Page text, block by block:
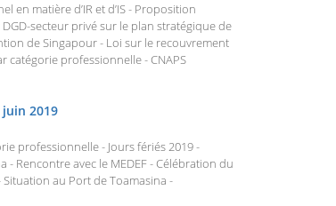
en matière d’IR et d’IS - Proposition
secteur privé sur le plan stratégique de
de Singapour - Loi sur le recouvrement
catégorie professionnelle - CNAPS
2019
professionnelle - Jours fériés 2019 -
- Rencontre avec le MEDEF - Célébration du
Situation au Port de Toamasina -